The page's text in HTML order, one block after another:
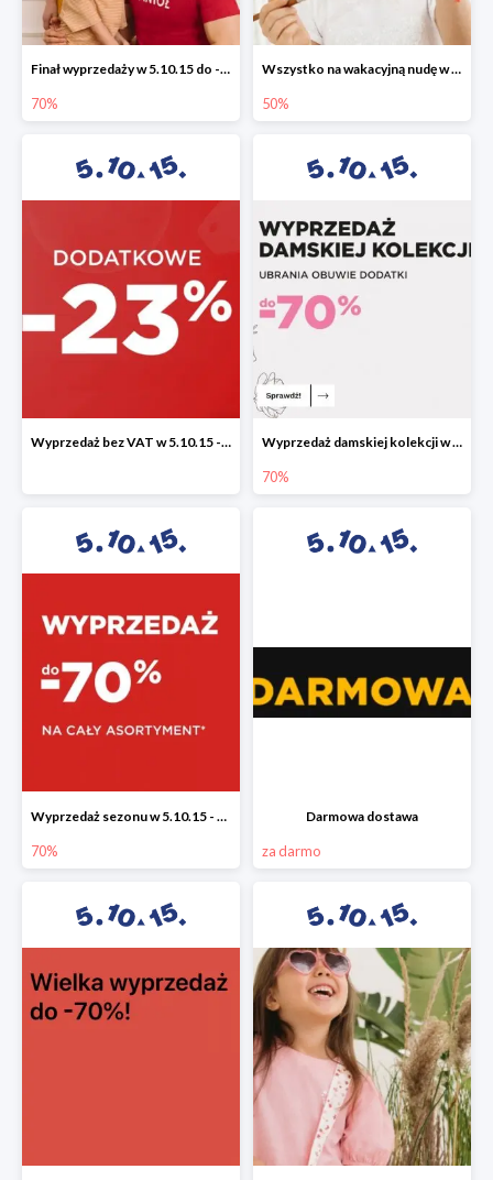
Finał wyprzedaży w 5.10.15 do -70%
70%
Wszystko na wakacyjną nudę w 5.10.15 - gry i zabawki do -50%
50%
Wyprzedaż bez VAT w 5.10.15 - dodatkowe -23% rabatu Wyprzedaż damskiej kolekcji w 5.10.15 - ubrania, obuwie i dodatki do -70%
70%
Wyprzedaż sezonu w 5.10.15 - cały asortyment -70%
70%
Darmowa dostawa
za darmo